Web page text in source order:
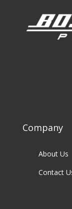
Company
About Us
Contact